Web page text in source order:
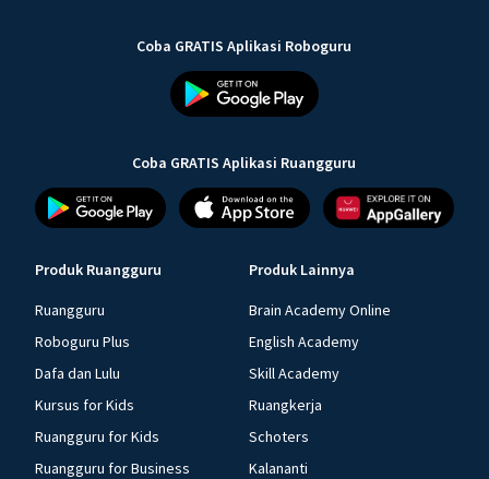
Coba GRATIS Aplikasi Roboguru
Coba GRATIS Aplikasi Ruangguru
Produk Ruangguru
Ruangguru
Roboguru Plus
Dafa dan Lulu
Kursus for Kids
Ruangguru for Kids
Ruangguru for Business
Produk Lainnya
Brain Academy Online
English Academy
Skill Academy
Ruangkerja
Schoters
Kalananti